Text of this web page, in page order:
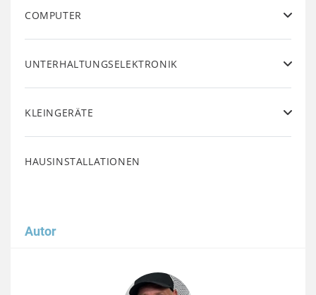
COMPUTER
UNTERHALTUNGSELEKTRONIK
KLEINGERÄTE
HAUSINSTALLATIONEN
Autor